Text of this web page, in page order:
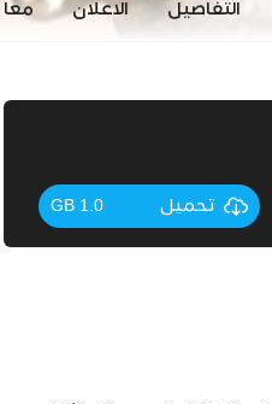
التفاصيل الاعلان
تحميل 1.0 GB